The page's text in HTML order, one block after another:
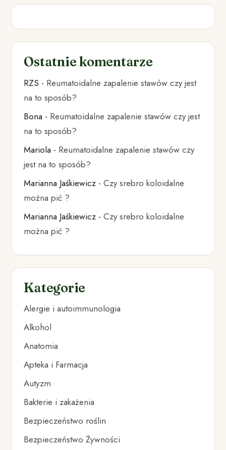
Ostatnie komentarze
RZS - Reumatoidalne zapalenie stawów czy jest
na to sposób?
Bona - Reumatoidalne zapalenie stawów czy jest
na to sposób?
Mariola - Reumatoidalne zapalenie stawów czy
jest na to sposób?
Marianna Jaśkiewicz -Czy srebro koloidalne
można pić ?
Marianna Jaśkiewicz -Czy srebro koloidalne
można pić ?
Kategorie
Alergie i autoimmunologia
Alkohol
Anatomia
Apteka i Farmacja
Autyzm
Bakterie i zakażenia
Bezpieczeństwo roślin
Bezpieczeństwo Żywności